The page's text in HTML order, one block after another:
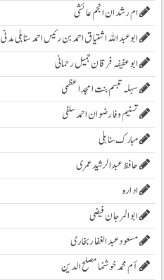
ام رشدان انجم عائشی
ابو عبد اللہ اشتیاق احمد بن رئیس احمد سنابلی مدنی
ابو عفیفہ فرقان جمیل رحمانی
سہلہ تبسم بنت امجد اعظمی
تسنیم وفا رضوان احمد سلفی
مبارک سنابلی
حافظ عبدالرشید عمری
ادارہ
ابوالمرجان فیضی
مسعود عبد الغفار بخاری
أم محمد خوشنما مصلح الدین